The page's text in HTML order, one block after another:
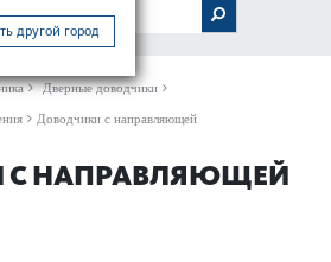
другой город
Дверные доводчики
Доводчики с направляющей
С НАПРАВЛЯЮЩЕЙ